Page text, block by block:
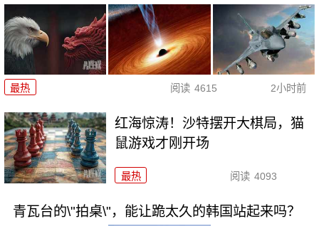
最热 阅读 4615 2小时前
红海惊涛！沙特摆开大棋局，猫
鼠游戏才刚开场
最热 阅读 4093
青瓦台的\"拍桌\"，能让跪太久的韩国站起来吗？